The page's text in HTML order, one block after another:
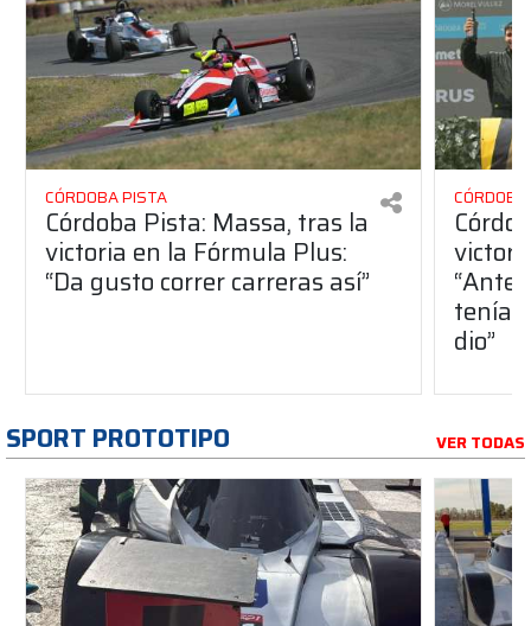
CÓRDOBA PISTA
Córdoba Pista: Massa, tras la
victoria en la Fórmula Plus:
“Da gusto correr carreras así”
dio”
SPORT PROTOTIPO VER TODAS